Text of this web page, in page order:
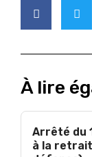
À lire
Arrêté du
à la